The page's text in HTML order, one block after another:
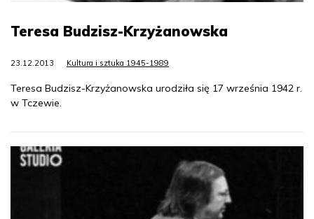
Teresa Budzisz-Krzyżanowska
23.12.2013 Kultura i sztuka 1945-1989
Teresa Budzisz-Krzyżanowska urodziła się 17 września 1942 r.
w Tczewie.